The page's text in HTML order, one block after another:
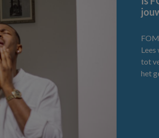
Lees
tot
het